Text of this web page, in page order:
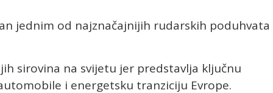
jednim od najznačajnijih rudarskih poduhvata
sirovina na svijetu jer predstavlja ključnu
i energetsku tranziciju Evrope.